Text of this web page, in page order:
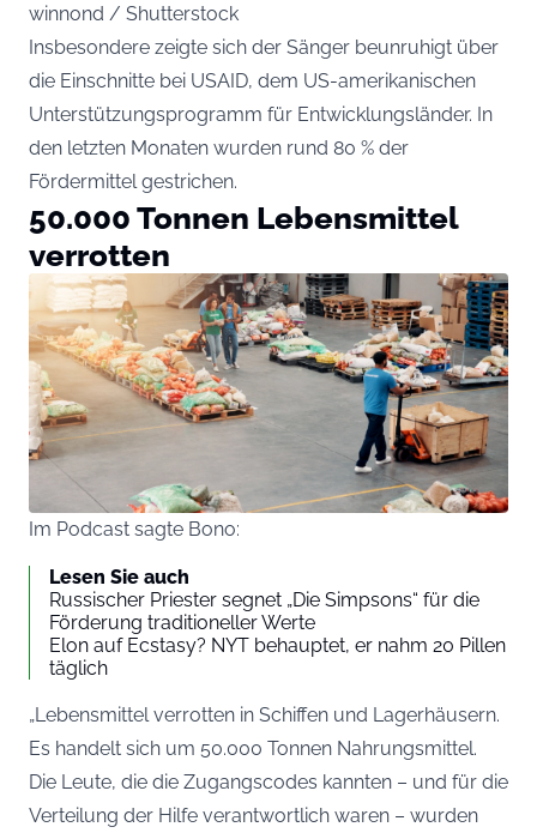
winnond / Shutterstock
Insbesondere zeigte sich der Sänger beunruhigt über
die Einschnitte bei USAID, dem US-amerikanischen
Unterstützungsprogramm für Entwicklungsländer. In
den letzten Monaten wurden rund 80 % der
Fördermittel gestrichen.
50.000 Tonnen Lebensmittel
verrotten
Im Podcast sagte Bono:
Lesen Sie auch
Russischer Priester segnet „Die Simpsons“ für die
Förderung traditioneller Werte
Elon auf Ecstasy? NYT behauptet, er nahm 20 Pillen
täglich
„Lebensmittel verrotten in Schiffen und Lagerhäusern.
Es handelt sich um 50.000 Tonnen Nahrungsmittel.
Die Leute, die die Zugangscodes kannten – und für die
Verteilung der Hilfe verantwortlich waren – wurden